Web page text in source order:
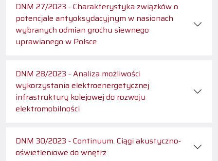
DNM 27/2023 - Charakterystyka związków o
potencjale antyoksydacyjnym w nasionach
wybranych odmian grochu siewnego
uprawianego w Polsce
DNM 28/2023 - Analiza możliwości
wykorzystania elektroenergetycznej
infrastruktury kolejowej do rozwoju
elektromobilności
DNM 30/2023 - Continuum. Ciągi akustyczno-
oświetleniowe do wnętrz